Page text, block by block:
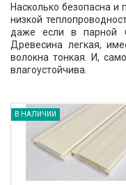
В НАЛИЧИИ
Насколько безопасна и
низкой
даже если в парной
Древесина легкая,
волокна тонкая. И,
влагоустойчива.